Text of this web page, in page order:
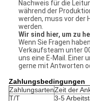
Nachweis für die
während der
werden, muss vor der
werden.
Wir sind hier, um zu
Wenn Sie Fragen
Verkaufsteam unter
uns eine E-Mail. Einer
gerne mit Antworten
Zahlungsbedingungen
ZahlungsartenZeit der
T/T
3-5